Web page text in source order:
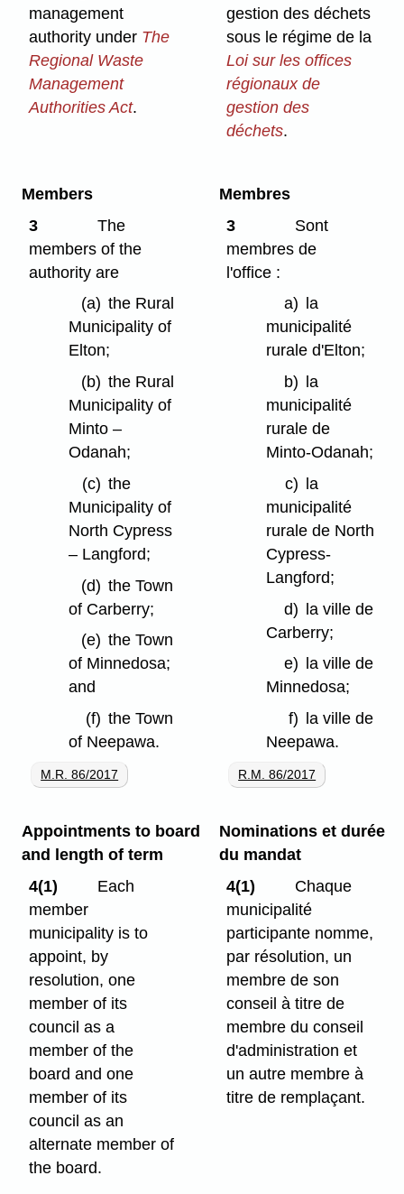
management
authority under The
Regional Waste
Management
Authorities Act.
gestion des déchets
sous le régime de la
Loi sur les offices
régionaux de
gestion des
déchets.
Members
3
The
members of the
authority are
(a) the Rural
Municipality of
Elton;
(b) the Rural
Municipality of
Minto –
Odanah;
(c) the
Municipality of
North Cypress
– Langford;
(d) the Town
of Carberry;
(e) the Town
of Minnedosa;
and
(f) the Town
of Neepawa.
M.R. 86/2017
Membres
3
Sont
membres de
l'office :
a)
la
municipalité
rurale d'Elton;
b)
la
municipalité
rurale de
Minto-Odanah;
c) la
municipalité
rurale de North
Cypress-
Langford;
d) la ville de
Carberry;
e)
la ville de
Minnedosa;
f)
la ville de
Neepawa.
R.M. 86/2017
Appointments to board
and length of term
4(1)
Each
member
municipality is to
appoint, by
resolution, one
member of its
council as a
member of the
board and one
member of its
council as an
alternate member of
the board.
Nominations et durée
du mandat
4(1)
Chaque
municipalité
participante nomme,
par résolution, un
membre de son
conseil à titre de
membre du conseil
d'administration et
un autre membre à
titre de remplaçant.